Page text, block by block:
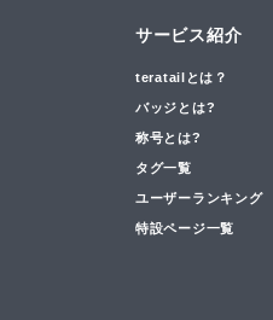
サービス紹介
teratailとは？
バッジとは?
称号とは?
タグ一覧
ユーザーランキング
特設ページ一覧